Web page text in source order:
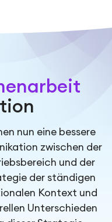
nun eine bessere
zwischen der
und der
der ständigen
Kontext und
Unterschieden